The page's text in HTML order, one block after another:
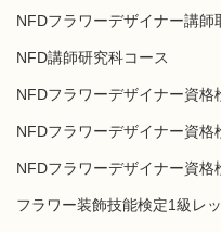
NFDフラワーデザイナー講師
NFD講師研究科コース
NFDフラワーデザイナー資格
NFDフラワーデザイナー資格
NFDフラワーデザイナー資格
フラワー装飾技能検定1級レ